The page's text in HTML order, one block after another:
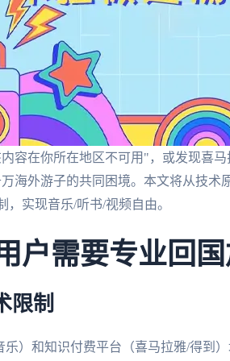
容在你所在地区不可用"，或发现喜
海外游子的共同困境。本文将从技术
实现音乐/听书/视频自由。
户需要专业回国
限制
）和知识付费平台（喜马拉雅/得到